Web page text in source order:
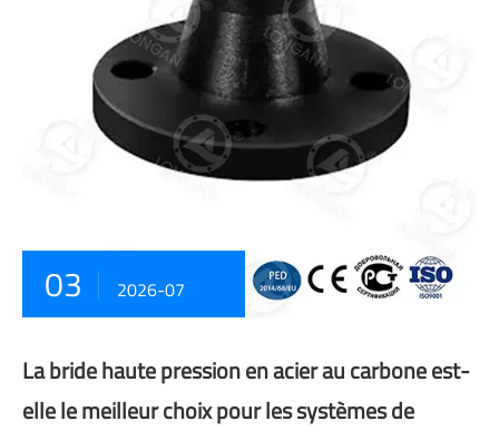
03 2026-07
La bride haute pression en acier au carbone est-
elle le meilleur choix pour les systèmes de